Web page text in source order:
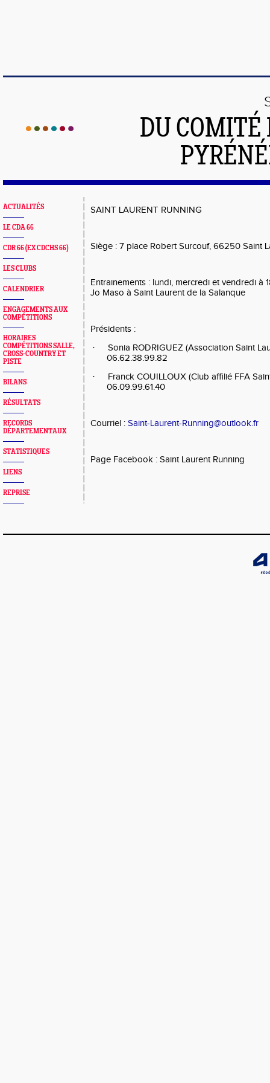
DU
ACTUALITÉS
LE CDA 66
CDR 66 (EX CDCHS 66)
LES CLUBS
CALENDRIER
ENGAGEMENTS AUX
COMPÉTITIONS
HORAIRES
COMPÉTITIONS SALLE,
CROSS-COUNTRY ET
PISTE
BILANS
RÉSULTATS
RECORDS
DÉPARTEMENTAUX
STATISTIQUES
LIENS
REPRISE
SAINT LAURENT RUNNING
Siège : 7 place Robert Surcouf, 66250 Saint
Entrainements : lundi, mercredi et vendredi à
Jo Maso à Saint Laurent de la Salanque
Présidents :
·
Sonia RODRIGUEZ (Association Saint
06.62.38.99.82
·
Franck COUILLOUX (Club affilié FFA
06.09.99.61.40
Courriel : Saint-Laurent-Running@outlook.fr
Page Facebook : Saint Laurent Running